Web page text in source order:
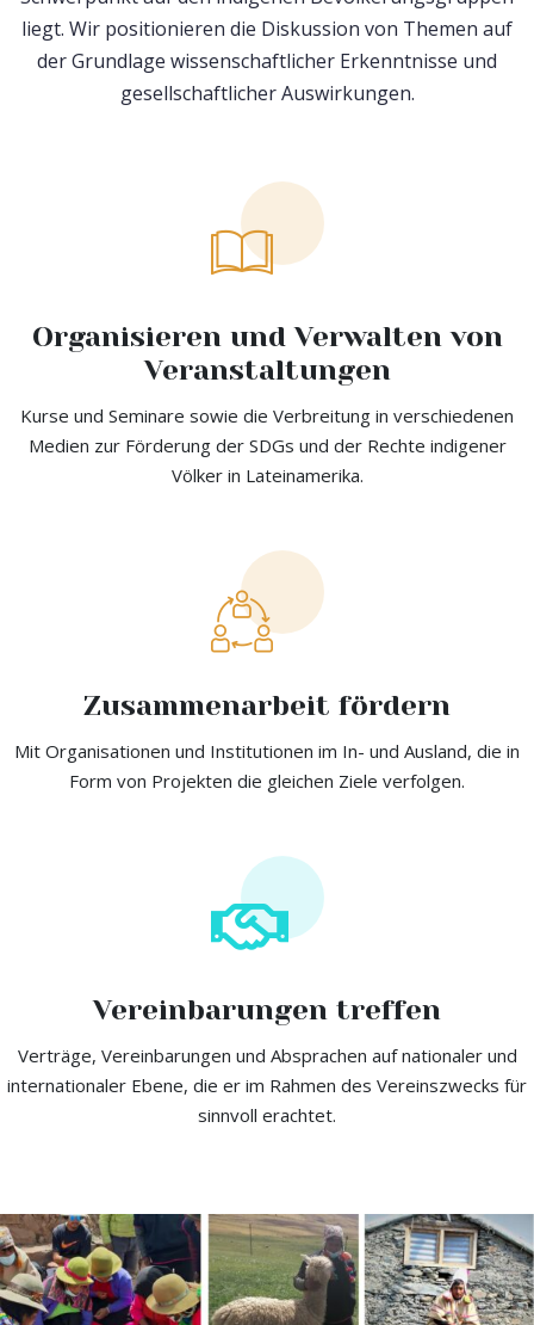
liegt. Wir positionieren die Diskussion von Themen auf
der Grundlage wissenschaftlicher Erkenntnisse und
gesellschaftlicher Auswirkungen.
Organisieren und Verwalten von
Veranstaltungen
Kurse und Seminare sowie die Verbreitung in verschiedenen
Medien zur Förderung der SDGs und der Rechte indigener
Völker in Lateinamerika.
Zusammenarbeit fördern
Mit Organisationen und Institutionen im In- und Ausland, die in
Form von Projekten die gleichen Ziele verfolgen.
Vereinbarungen treffen
Verträge, Vereinbarungen und Absprachen auf nationaler und
internationaler Ebene, die er im Rahmen des Vereinszwecks für
sinnvoll erachtet.